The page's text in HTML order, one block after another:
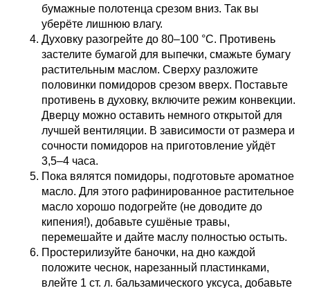
бумажные полотенца срезом вниз. Так вы
уберёте лишнюю влагу.
Духовку разогрейте до 80–100 °С. Противень
застелите бумагой для выпечки, смажьте бумагу
растительным маслом. Сверху разложите
половинки помидоров срезом вверх. Поставьте
противень в духовку, включите режим конвекции.
Дверцу можно оставить немного открытой для
лучшей вентиляции. В зависимости от размера и
сочности помидоров на приготовление уйдёт
3,5–4 часа.
Пока вялятся помидоры, подготовьте ароматное
масло. Для этого рафинированное растительное
масло хорошо подогрейте (не доводите до
кипения!), добавьте сушёные травы,
перемешайте и дайте маслу полностью остыть.
Простерилизуйте баночки, на дно каждой
положите чеснок, нарезанный пластинками,
влейте 1 ст. л. бальзамического уксуса, добавьте